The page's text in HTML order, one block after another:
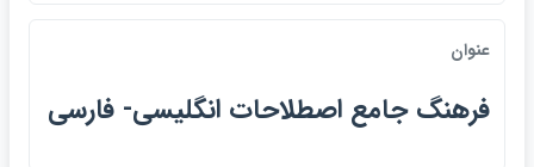
عنوان
فرهنگ جامع اصطلاحات انگليسي- فارسي